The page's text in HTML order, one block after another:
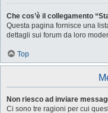
Che cos’è il collegamento
Questa pagina fornisce una
dettagli sui forum da loro
Top
Non riesco ad inviare
Ci sono tre ragioni per cui